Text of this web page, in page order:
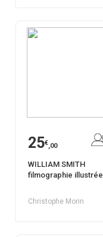
25€,00
WILLIAM SMITH
filmographie illustrée
Christophe Morin